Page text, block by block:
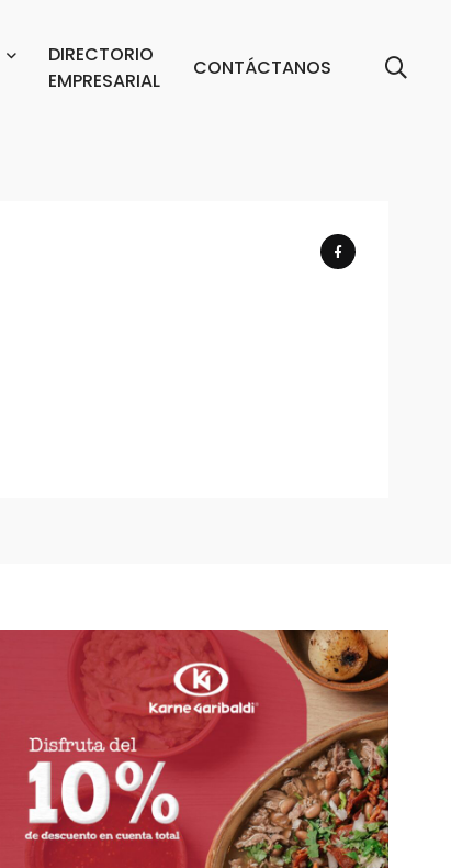
DIRECTORIO
EMPRESARIAL
CONTÁCTANOS